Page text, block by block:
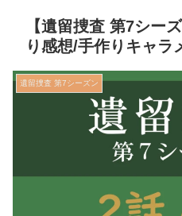
【遺留捜査 第7シー
り感想/手作りキャラ
遺留捜査 第7シーズン